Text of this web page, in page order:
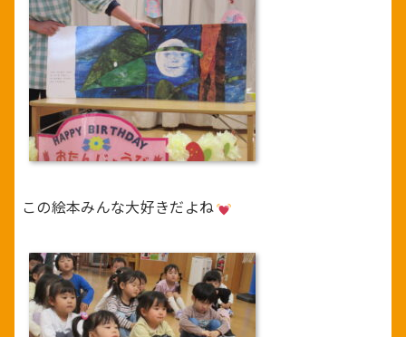
この絵本みんな大好きだよね